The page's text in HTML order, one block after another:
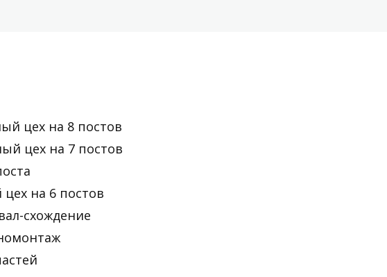
цех на 8 постов
цех на 7 постов
на 6 постов
схождение